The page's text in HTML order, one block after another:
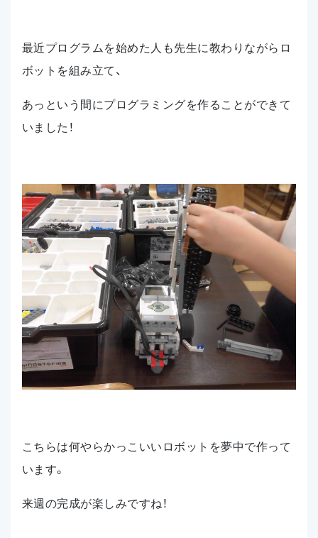
最近プログラムを始めた人も先生に教わりながらロ
ボットを組み立て、
あっという間にプログラミングを作ることができて
いました！
こちらは何やらかっこいいロボットを夢中で作って
います。
来週の完成が楽しみですね！